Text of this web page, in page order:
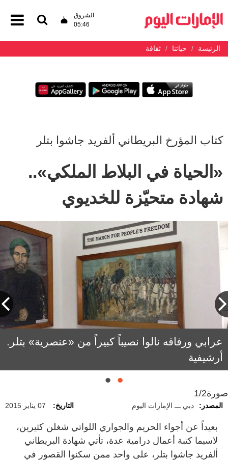
الشروق
05:46
الرئيسة حياتنا ثقافة
كتاب المؤرخ البريطاني ألفريد جاشوا بتلر
«الحياة في البلاط الملكي»..
شهادة متحيّزة للخديوي
عرابي ورفاقه نالوا نصيباً كبيراً من «عنصرية» بتلر.
أرشيفية
صورة1/2
المصدر: دبي ـــ الإمارات اليوم التاريخ: 07 يناير 2015
بعيداً عن أجواء الحريم والجواري اللواتي شغلن كثيرين،
لاسيما كتبة أعمال درامية عدة، تأتي شهادة البريطاني
ألفريد جاشوا بتلر، على واحد ممن سكنوا القصور في